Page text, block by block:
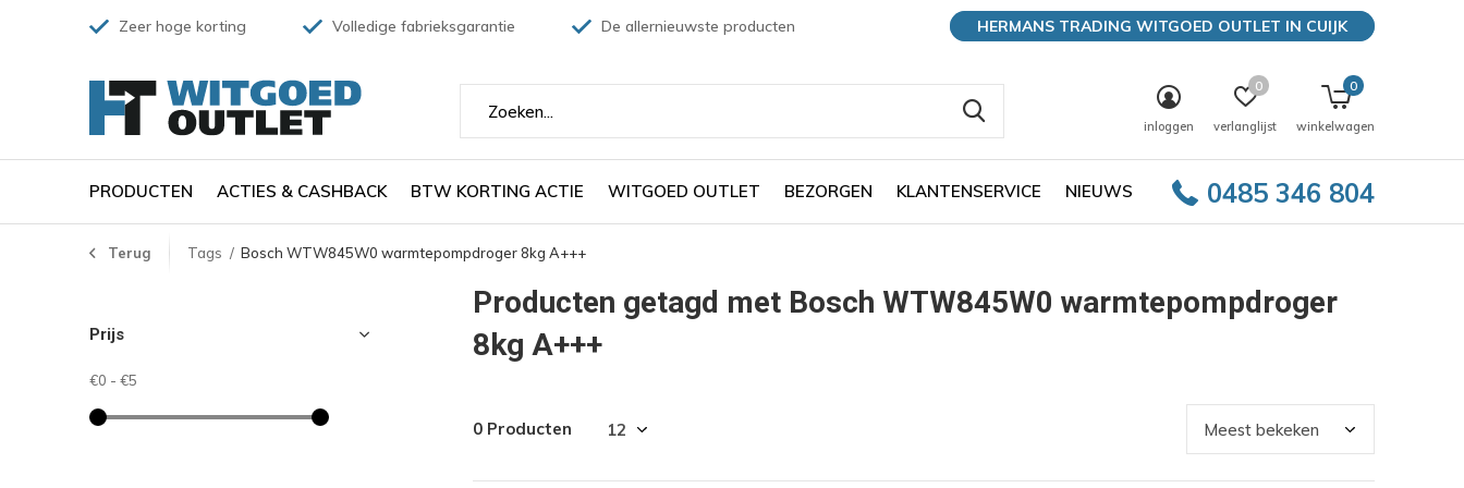
PRODUCTEN ACTIES & CASHBACK BTW KORTING ACTIE WITGOED OUTLET BEZORGEN KLANTENSERVICE NIEUWS 0485 346 804
inloggen verlanglijst
0
winkelwagen
0
Zeer hoge korting Volledige fabrieksgarantie De allernieuwste producten HERMANS TRADING WITGOED OUTLET IN CUIJK
Terug Tags Bosch WTW845W0 warmtepompdroger 8kg A+++
Producten getagd met Bosch WTW845W0 warmtepompdroger
8kg A+++
0 Producten
Prijs
€0 - €5